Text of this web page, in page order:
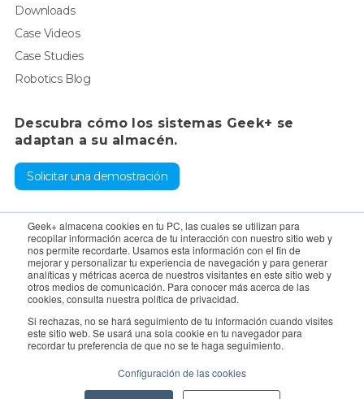
Geek+ almacena cookies en tu PC, las cuales se utilizan para
recopilar información acerca de tu interacción con nuestro sitio web y
nos permite recordarte. Usamos esta información con el fin de
mejorar y personalizar tu experiencia de navegación y para generar
analíticas y métricas acerca de nuestros visitantes en este sitio web y
otros medios de comunicación. Para conocer más acerca de las
cookies, consulta nuestra política de privacidad.
Si rechazas, no se hará seguimiento de tu información cuando visites
este sitio web. Se usará una sola cookie en tu navegador para
recordar tu preferencia de que no se te haga seguimiento.
Configuración de las cookies
Downloads
Case Videos
Case Studies
Robotics Blog
Descubra cómo los sistemas Geek+ se
adaptan a su almacén.
Solicitar una demostración
Para consultas, póngase en contacto con el departamento de
ventas:sales@geekplus.com. Para promociones, póngase en
contacto con el departamento de relaciones públicas:
pr@geekplus.com
Copyright © 2026 Geekplus Technology Co., Ltd. All rights
reserved.
Legal Become a partner